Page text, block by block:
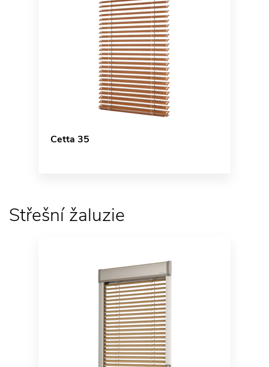
Cetta 35
Střešní žaluzie